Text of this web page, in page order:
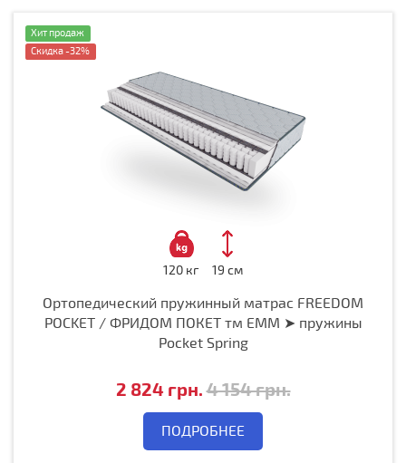
Хит продаж
Скидка -32%
120 кг 19 см
Ортопедический пружинный матрас FREEDOM
POCKET / ФРИДОМ ПОКЕТ тм ЕММ ➤ пружины
Pocket Spring
2 824 грн.4 154 грн.
ПОДРОБНЕЕ